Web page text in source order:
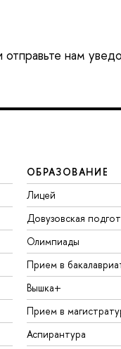
нам
ОБРАЗОВАНИЕ
Лицей
Довузовская
Олимпиады
Прием в
Вышка+
Прием в
Аспирантура